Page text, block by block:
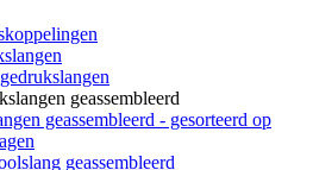
geassembleerd
geassembleerd - gesorteerd op
geassembleerd